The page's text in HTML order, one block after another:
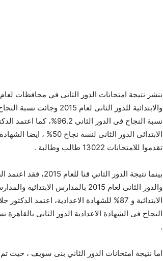
نسبة النجاح فى الدور
تقدموا للامتحانات 13022 طالب وطالبة .
بينما نتيجة الدور
الابتدائبة و 87% للشهادة الاعدادية،
.